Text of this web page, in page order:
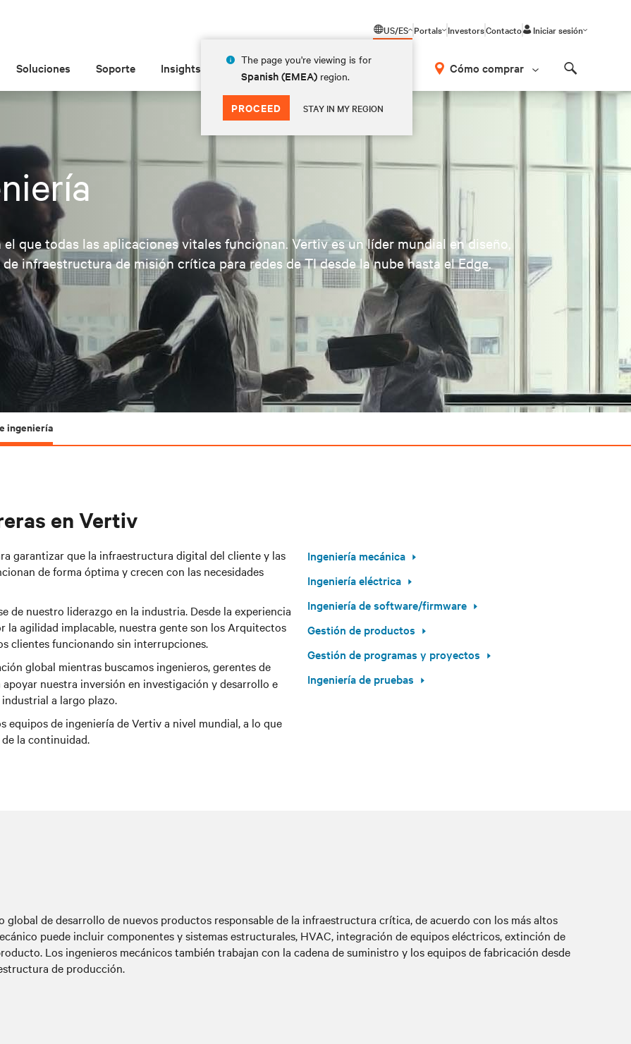
US/ES
The page you're viewing is for
Spanish (EMEA) region.
PROCEED STAY IN MY REGION
Portals InvestorsContacto Iniciar sesión
Soluciones Soporte Insights Acerca de las Cómo comprar
que todas las aplicaciones vitales funcionan. Vertiv es un líder mundial en diseño,
infraestructura de misión crítica para redes de TI desde la nube hasta el Edge.
ingeniería
en Vertiv
garantizar que la infraestructura digital del cliente y las
de forma óptima y crecen con las necesidades
de nuestro liderazgo en la industria. Desde la experiencia
la agilidad implacable, nuestra gente son los Arquitectos
clientes funcionando sin interrupciones.
global mientras buscamos ingenieros, gerentes de
nuestra inversión en investigación y desarrollo e
a largo plazo.
de ingeniería de Vertiv a nivel mundial, a lo que
la continuidad.
Ingeniería mecánica
Ingeniería eléctrica
Ingeniería de software/firmware
Gestión de productos
Gestión de programas y proyectos
Ingeniería de pruebas
de desarrollo de nuevos productos responsable de la infraestructura crítica, de acuerdo con los más altos
puede incluir componentes y sistemas estructurales, HVAC, integración de equipos eléctricos, extinción de
Los ingenieros mecánicos también trabajan con la cadena de suministro y los equipos de fabricación desde
de producción.